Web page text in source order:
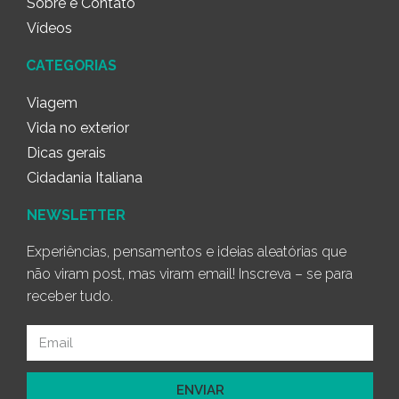
Sobre e Contato
Vídeos
CATEGORIAS
Viagem
Vida no exterior
Dicas gerais
Cidadania Italiana
NEWSLETTER
Experiências, pensamentos e ideias aleatórias que
não viram post, mas viram email! Inscreva – se para
receber tudo.
ENVIAR